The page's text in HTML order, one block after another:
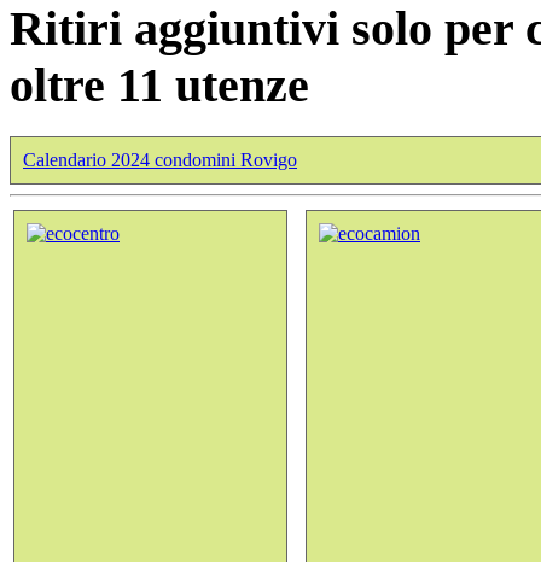
Ritiri aggiuntivi solo per
oltre 11 utenze
Calendario 2024 condomini Rovigo